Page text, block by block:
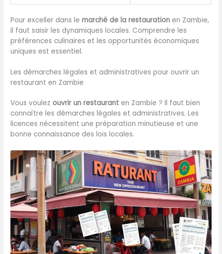
Pour exceller dans lemarché de la restauration en Zambie,
il faut saisir les dynamiques locales. Comprendre les
préférences culinaires et les opportunités économiques
uniques est essentiel.
Les démarches légales et administratives pour ouvrir un
restaurant en Zambie
Vous voulezouvrir un restaurant en Zambie ? Il faut bien
connaître les démarches légales et administratives. Les
licences nécessitent une préparation minutieuse et une
bonne connaissance des lois locales.